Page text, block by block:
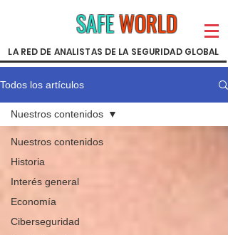
SAFEWORLD
LA RED DE ANALISTAS DE LA SEGURIDAD GLOBAL
Todos los artículos
Nuestros contenidos
Historia
Interés general
Economía
Ciberseguridad
Nuestros contenidos